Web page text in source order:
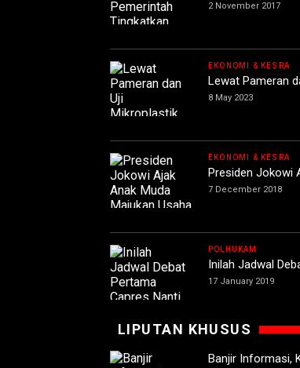
2 November 2017
EKONOMI & KESRA
Lewat Pameran
8 May 2023
EKONOMI & KESRA
Presiden Jokowi
7 December 2018
POLHUKAM
Inilah Jadwal
17 January 2019
LIPUTAN KHUSUS
Banjir Informasi,